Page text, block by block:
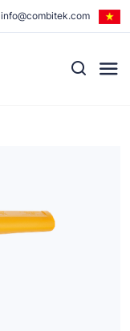
info@combitek.com